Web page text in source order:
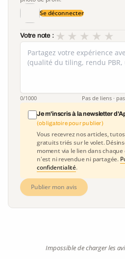
Se déconnecter
Votre note : ★
★
★
★
★
0/1000 Pas de liens ·
Je m'inscris à la newsletter
(obligatoire pour publier)
Vous recevrez nos articles,
gratuits triés sur le volet.
moment via le lien dans
n'est ni revendue ni partagée.
confidentialité.
Publier mon avis
Impossible de charger les